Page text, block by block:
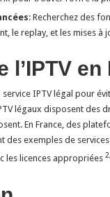
: Recherchez des
le replay, et les mises à
l’IPTV en
IPTV légal pour
légaux disposent des
En France, des
des exemples de
les licences appropriées